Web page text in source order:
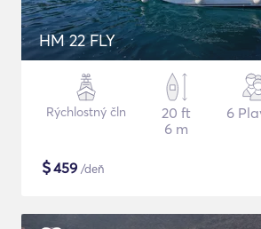
HM 22 FLY
Rýchlostný čln
20 ft
6 m
6
$459 /deň